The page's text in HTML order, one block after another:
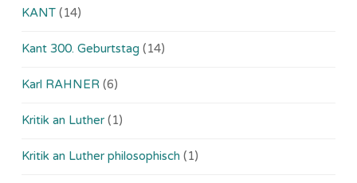
KANT (14)
Kant 300. Geburtstag (14)
Karl RAHNER (6)
Kritik an Luther (1)
Kritik an Luther philosophisch (1)